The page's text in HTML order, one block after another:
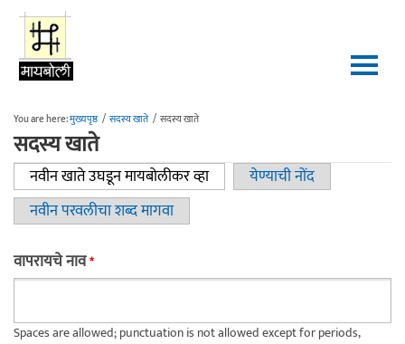
Skip to main content
You are here:मुख्यपृष्ठ / सदस्य खाते / सदस्य खाते
सदस्य खाते
Primary tabs
नवीन खाते उघडून मायबोलीकर व्हा(active tab)येण्याची नोंद
नवीन परवलीचा शब्द मागवा
वापरायचे नाव*
Spaces are allowed; punctuation is not allowed except for periods,